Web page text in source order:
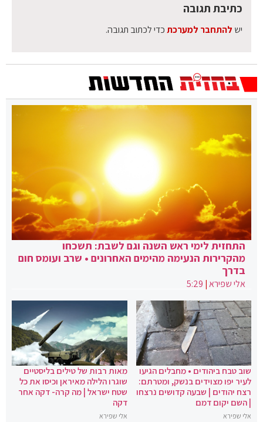
כתיבת תגובה
יש להתחבר למערכתכדי לכתוב תגובה.
התחזית לימי ראש השנה וגם לשבת: תשכחו
מהקרירות הנעימה מהימים האחרונים • שרב ועומס חום
בדרך
אלי שפירא|
5:29
שוב טבח ביהודים • מחבלים הגיעו
לעיר יפו מצוידים בנשק, ומטרתם:
רצח יהודים | שבעה קדושים נרצחו
| השם יקום דמם
אלי שפירא
מאות רבות של טילים בליסטיים
שוגרו הלילה מאיראן וכיסו את כל
שטח ישראל | מה קרה- דקה אחר
דקה
אלי שפירא